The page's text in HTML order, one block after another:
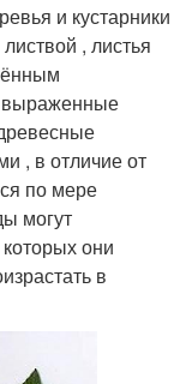
и кустарники
, листья
выраженные
, в отличие от
по мере
могут
они
в